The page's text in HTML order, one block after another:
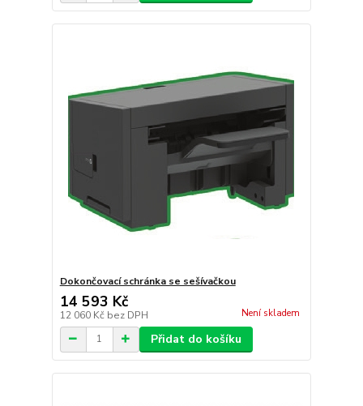
Dokončovací schránka se sešívačkou
14 593 Kč
12 060 Kč bez DPH Není skladem
Přidat do košíku